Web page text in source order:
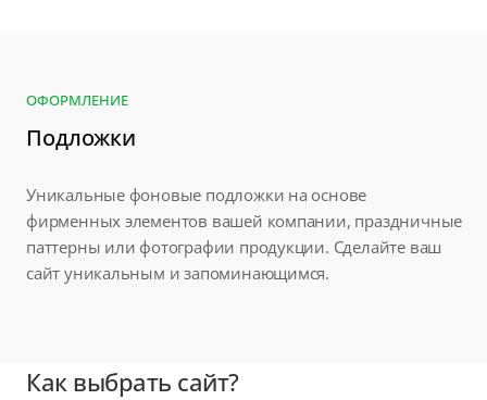
ОФОРМЛЕНИЕ
Подложки
Уникальные фоновые подложки на основе
фирменных элементов вашей компании, праздничные
паттерны или фотографии продукции. Сделайте ваш
сайт уникальным и запоминающимся.
Как выбрать сайт?